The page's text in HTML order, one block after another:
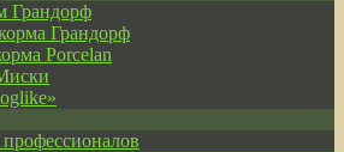
Грандорф
Грандорф
Porcelan